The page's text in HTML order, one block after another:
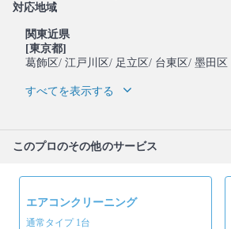
対応地域
関東近県
[東京都]
葛飾区/ 江戸川区/ 足立区/ 台東区/ 墨田区
すべてを表示する
このプロのその他のサービス
エアコンクリーニング
通常タイプ 1台